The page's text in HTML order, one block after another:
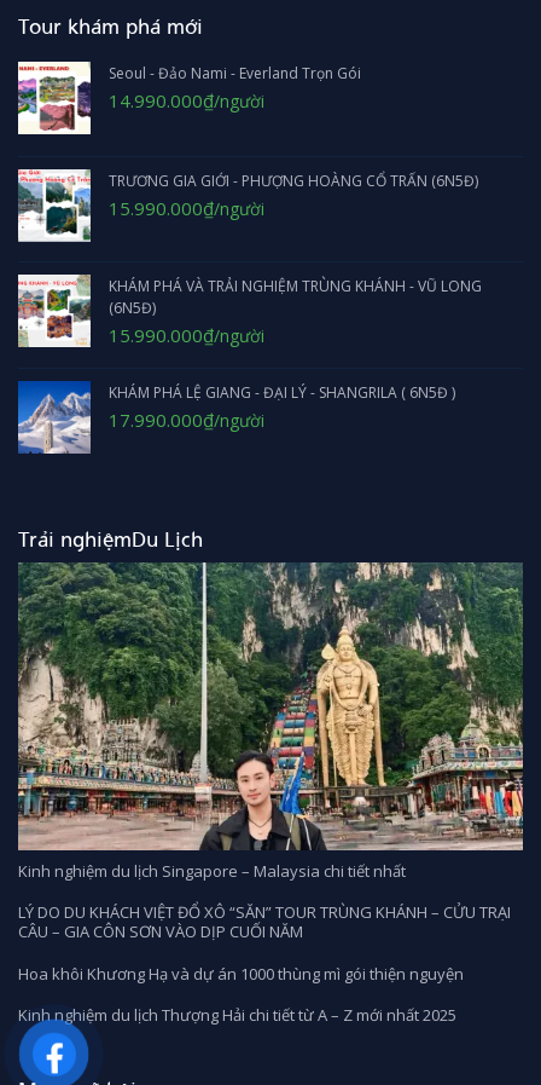
Tour khám phá mới
Seoul - Đảo Nami - Everland Trọn Gói
Giá
14.990.000₫Giá
hiện
14.990.000₫.
/người
TRƯƠNG GIA GIỚI - PHƯỢNG HOÀNG CỔ TRẤN (6N5Đ)
Giá
15.990.000₫Giá
hiện
15.990.000₫.
/người
KHÁM PHÁ VÀ TRẢI NGHIỆM TRÙNG KHÁNH - VŨ LONG
(6N5Đ)
Giá
16.990.000₫.
15.990.000₫Giá
hiện
là:
15.990.000₫.
/người
KHÁM PHÁ LỆ GIANG - ĐẠI LÝ - SHANGRILA ( 6N5Đ )
Giá
17.990.000₫Giá
hiện
/người
Trải nghiệmDu Lịch
Kinh nghiệm du lịch Singapore – Malaysia chi tiết nhất
LÝ DO DU KHÁCH VIỆT ĐỔ XÔ “SĂN” TOUR TRÙNG KHÁNH – CỬU TRẠI
CÂU – GIA CÔN SƠN VÀO DỊP CUỐI NĂM
Hoa khôi Khương Hạ và dự án 1000 thùng mì gói thiện nguyện
Kinh nghiệm du lịch Thượng Hải chi tiết từ A – Z mới nhất 2025